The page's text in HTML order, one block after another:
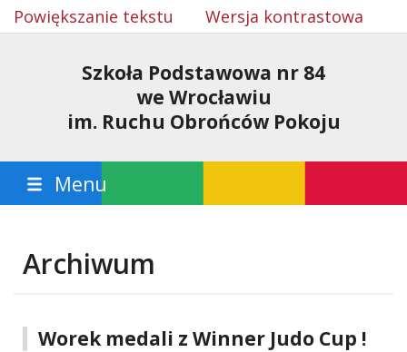
Powiększanie tekstu Wersja kontrastowa
Szkoła Podstawowa nr 84
we Wrocławiu
im. Ruchu Obrońców Pokoju
Menu
Archiwum
Worek medali z Winner Judo Cup !